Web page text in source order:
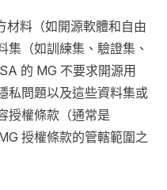
材料（如開源軟體和自由
集（如訓練集、驗證集、
的 MG 不要求開源用
私問題以及這些資料集或
授權條款（通常是
授權條款的管轄範圍之